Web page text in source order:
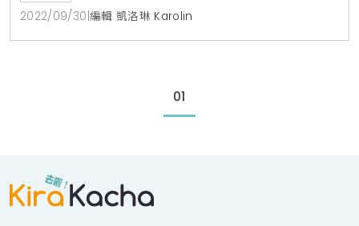
3款隨機出貨）6積分+55元、任1件日用品+70元2、感
應泡泡充電給皂機（紅/白）6積分+399元、2積分
2022/09/30 編輯 凱洛琳 Karolin
01